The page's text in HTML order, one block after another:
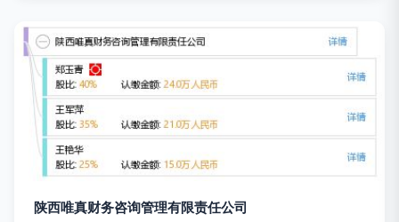
陕西唯真财务咨询管理有限责任公司